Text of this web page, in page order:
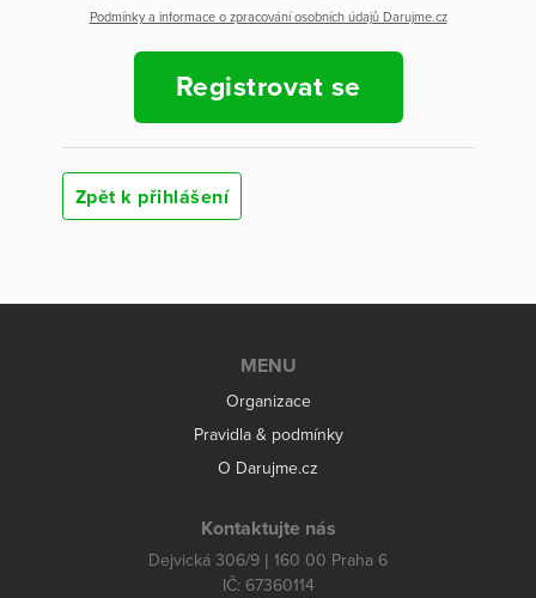
Podmínky a informace o zpracování osobních údajů Darujme.cz
Registrovat se
Zpět k přihlášení
MENU
Organizace
Pravidla & podmínky
O Darujme.cz
Kontaktujte nás
Dejvická 306/9 | 160 00 Praha 6
IČ: 67360114